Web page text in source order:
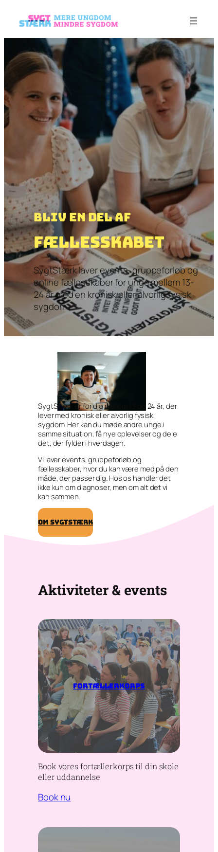
Bliv en del af
fællesskabet
SygtStærk laver events, gruppeforløb og
online fællesskaber for unge mellem 13-
24 år med en kronisk eller alvorlig fysisk
sygdom.
SygtStærk er for dig mellem 13 og 24 år, der
lever med kronisk eller alvorlig fysisk
sygdom. Her kan du møde andre unge i
samme situation, få nye oplevelser og dele
det, der fylder i hverdagen.
Vi laver events, gruppeforløb og
fællesskaber, hvor du kan være med på den
måde, der passer dig. Hos os handler det
ikke kun om diagnoser, men om alt det vi
kan sammen.
Om SygtStærk
Aktiviteter & events
Fortællerkorps
Book vores fortællerkorps til din skole
eller uddannelse
Book nu